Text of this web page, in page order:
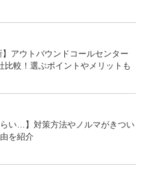
】アウトバウンドコールセンター
比較！選ぶポイントやメリットも
らい…】対策方法やノルマがきつい
を紹介